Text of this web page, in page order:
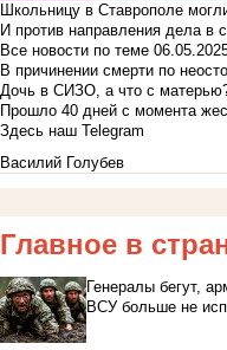
Школьницу в Ставрополе
И против направления дела в
Все новости по теме
В причинении смерти по
Дочь в СИЗО, а что с
Прошло 40 дней с момента
Здесь наш Telegram
Василий Голубев
Главное в
Генералы бегут,
ВСУ больше не